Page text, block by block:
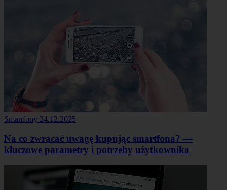
Smartfony 24.12.2025
Na co zwracać uwagę kupując smartfona? —
kluczowe parametry i potrzeby użytkownika